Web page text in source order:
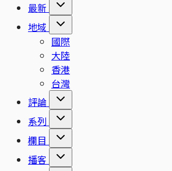
最新
地域
國際
大陸
香港
台灣
評論
系列
欄目
播客